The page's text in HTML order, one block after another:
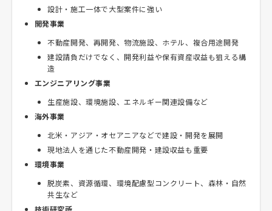
設計・施工一体で大型案件に強い
開発事業
不動産開発、再開発、物流施設、ホテル、複合用途開発
建設請負だけでなく、開発利益や保有資産収益も狙える構
造
エンジニアリング事業
生産施設、環境施設、エネルギー関連設備など
海外事業
北米・アジア・オセアニアなどで建設・開発を展開
現地法人を通じた不動産開発・建設収益も重要
環境事業
脱炭素、資源循環、環境配慮型コンクリート、森林・自然
共生など
技術研究所